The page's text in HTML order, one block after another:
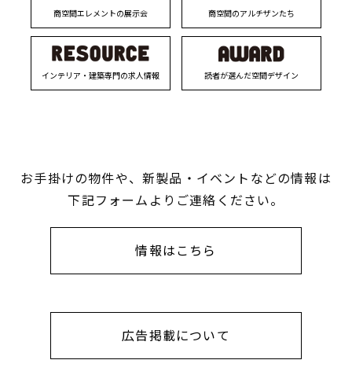
商空間エレメントの展示会 商空間のアルチザンたち
インテリア・建築専門の求人情報 読者が選んだ空間デザイン
お手掛けの物件や、新製品・イベントなどの情報は
下記フォームよりご連絡ください。
情報はこちら
広告掲載について